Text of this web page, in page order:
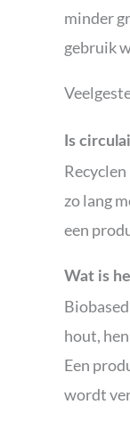
minder
gebruik
Is
zo lang
een
Wat is
hout,
Een
wordt